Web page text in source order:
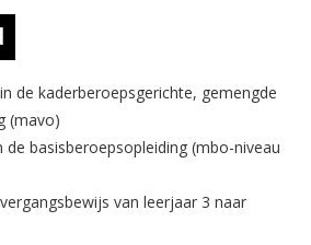
zorgplan op te stellen en hoe je dat in
de kaderberoepsgerichte, gemengde
(mavo)
de basisberoepsopleiding (mbo-niveau
van leerjaar 3 naar